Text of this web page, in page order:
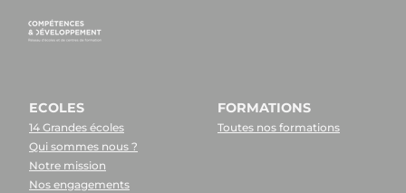
ECOLES
14 Grandes écoles
Qui sommes nous ?
Notre mission
Nos engagements
FORMATIONS
Toutes nos formations